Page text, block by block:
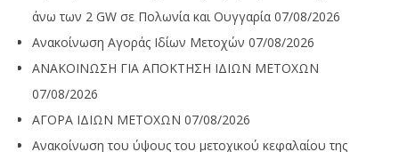
άνω των 2 GW σε Πολωνία και Ουγγαρία 07/08/2026
Ανακοίνωση Αγοράς Ιδίων Μετοχών 07/08/2026
ΑΝΑΚΟΙΝΩΣΗ ΓΙΑ ΑΠΟΚΤΗΣΗ ΙΔΙΩΝ ΜΕΤΟΧΩΝ
07/08/2026
ΑΓΟΡΑ ΙΔΙΩΝ ΜΕΤΟΧΩΝ 07/08/2026
Ανακοίνωση του ύψους του μετοχικού κεφαλαίου της